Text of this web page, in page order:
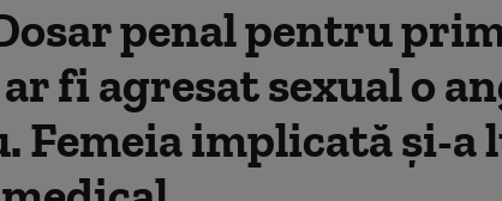
penal pentru
fi agresat sexual o
Femeia implicată și-a